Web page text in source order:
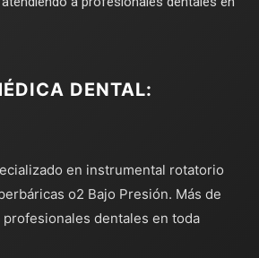
DENTAL:
en instrumental rotatorio
o2 Bajo Presión. Más de
dentales en toda